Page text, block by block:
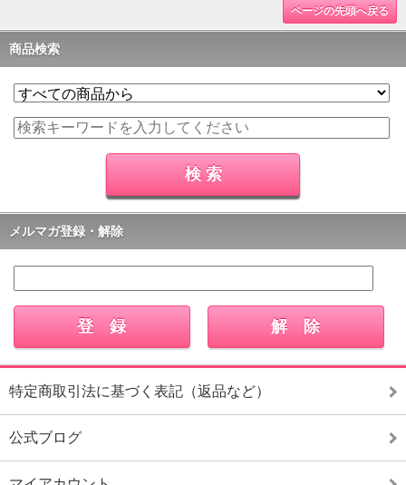
ページの先頭へ戻る
商品検索
メルマガ登録・解除
特定商取引法に基づく表記（返品など）
公式ブログ